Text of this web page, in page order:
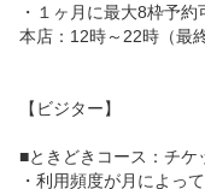
・１ヶ月に最大8枠予約
本店：12時～22時（最
【ビジター】
■ときどきコース：チケ
・利用頻度が月によっ